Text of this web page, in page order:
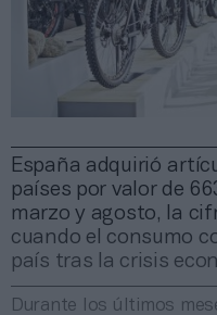
España adquirió
países por valor de
marzo y agosto, la
cuando el consumo
país tras la crisis
Durante los últimos